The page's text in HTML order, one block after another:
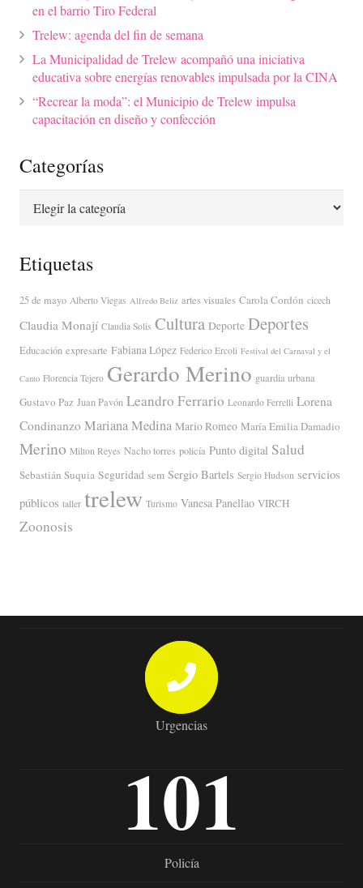
en el barrio Tiro Federal
Trelew: agenda del fin de semana
La Municipalidad de Trelew acompañó una iniciativa
educativa sobre energías renovables impulsada por la CINA
“Recrear la moda”: el Municipio de Trelew impulsa
capacitación en diseño y confección
Categorías
Etiquetas
25 de mayo Alberto Viegas Alfredo Beliz artes visuales Carola Cordón cicech
Claudia Monají Claudia Solis Cultura Deporte Deportes
Educación expresarte Fabiana López Federico Ercoli Festival del Carnaval y el
Canto Florencia Tejero Gerardo Merino guardia urbana
Gustavo Paz Juan Pavón Leandro Ferrario Leonardo Ferrelli Lorena
Condinanzo Mariana Medina Mario Romeo María Emilia Damadio
Merino Milton Reyes Nacho torres policía Punto digital Salud
Sebastián Suquia Seguridad sem Sergio Bartels Sergio Hudson servicios
públicos taller trelew Turismo Vanesa Panellao VIRCH
Zoonosis
Urgencias
101
Policía